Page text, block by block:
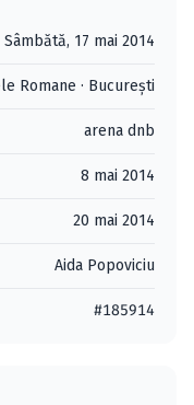
Sâmbătă, 17 mai 2014
Romane · Bucureşti
arena dnb
8 mai 2014
20 mai 2014
Aida Popoviciu
#185914